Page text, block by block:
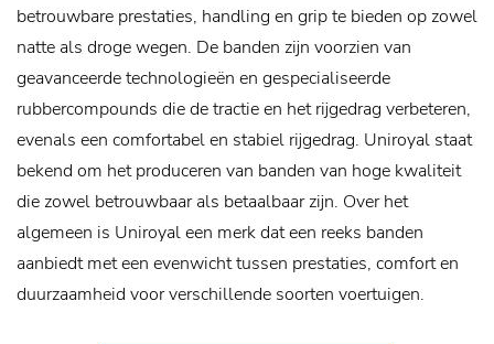
betrouwbare prestaties, handling en grip te bieden op zowel
natte als droge wegen. De banden zijn voorzien van
geavanceerde technologieën en gespecialiseerde
rubbercompounds die de tractie en het rijgedrag verbeteren,
evenals een comfortabel en stabiel rijgedrag. Uniroyal staat
bekend om het produceren van banden van hoge kwaliteit
die zowel betrouwbaar als betaalbaar zijn. Over het
algemeen is Uniroyal een merk dat een reeks banden
aanbiedt met een evenwicht tussen prestaties, comfort en
duurzaamheid voor verschillende soorten voertuigen.